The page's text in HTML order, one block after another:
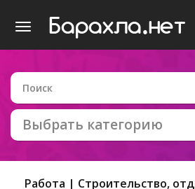
Выбрать категорию
Работа
Строительство,